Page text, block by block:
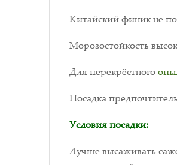
Китайский финик не
Морозостойкость
Для перекрёстного
Посадка
Условия посадки:
Лучше высаживать